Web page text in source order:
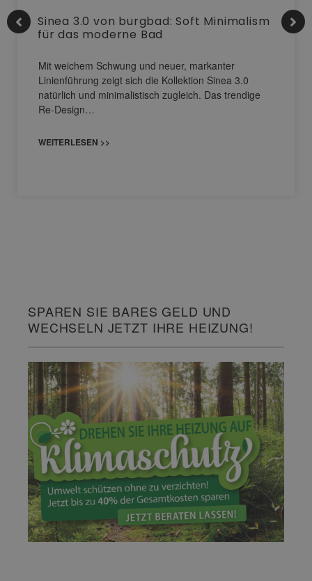
Sinea 3.0 von burgbad: Soft Minimalism
für das moderne Bad
Mit weichem Schwung und neuer, markanter
Linienführung zeigt sich die Kollektion Sinea 3.0
natürlich und minimalistisch zugleich. Das trendige
Re-Design…
WEITERLESEN >>
SPAREN SIE BARES GELD UND
WECHSELN JETZT IHRE HEIZUNG!